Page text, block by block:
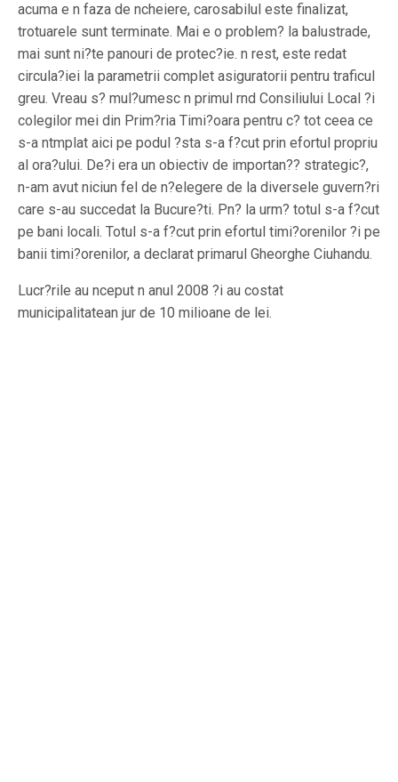
acuma e n faza de ncheiere, carosabilul este finalizat,
trotuarele sunt terminate. Mai e o problem? la balustrade,
mai sunt ni?te panouri de protec?ie. n rest, este redat
circula?iei la parametrii complet asiguratorii pentru traficul
greu. Vreau s? mul?umesc n primul rnd Consiliului Local ?i
colegilor mei din Prim?ria Timi?oara pentru c? tot ceea ce
s-a ntmplat aici pe podul ?sta s-a f?cut prin efortul propriu
al ora?ului. De?i era un obiectiv de importan?? strategic?,
n-am avut niciun fel de n?elegere de la diversele guvern?ri
care s-au succedat la Bucure?ti. Pn? la urm? totul s-a f?cut
pe bani locali. Totul s-a f?cut prin efortul timi?orenilor ?i pe
banii timi?orenilor, a declarat primarul Gheorghe Ciuhandu.
Lucr?rile au nceput n anul 2008 ?i au costat
municipalitatean jur de 10 milioane de lei.